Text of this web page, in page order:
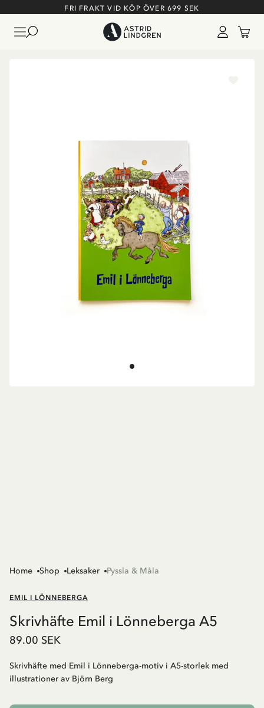
FRI FRAKT VID KÖP ÖVER 699 SEK
Home Shop Leksaker Pyssla & Måla
EMIL I LÖNNEBERGA
Skrivhäfte Emil i Lönneberga A5
89.00 SEK
Skrivhäfte med Emil i Lönneberga-motiv i A5-storlek med
illustrationer av Björn Berg